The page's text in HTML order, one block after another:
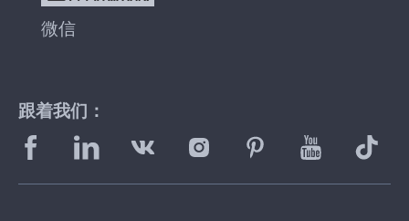
微信
跟着我们：